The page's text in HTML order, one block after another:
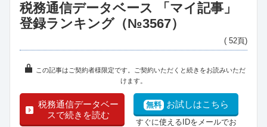
税務通信データベース 「マイ記事」
登録ランキング（№3567）
( 52頁)
この記事はご契約者様限定です。ご契約いただくと続きをお読みいただ
けます。
税務通信データベー
スで続きを読む
無料 お試しはこちら
すぐに使えるIDをメールでお